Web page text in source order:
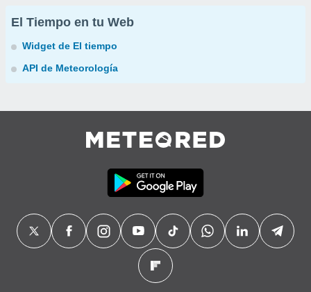
El Tiempo en tu Web
Widget de El tiempo
API de Meteorología